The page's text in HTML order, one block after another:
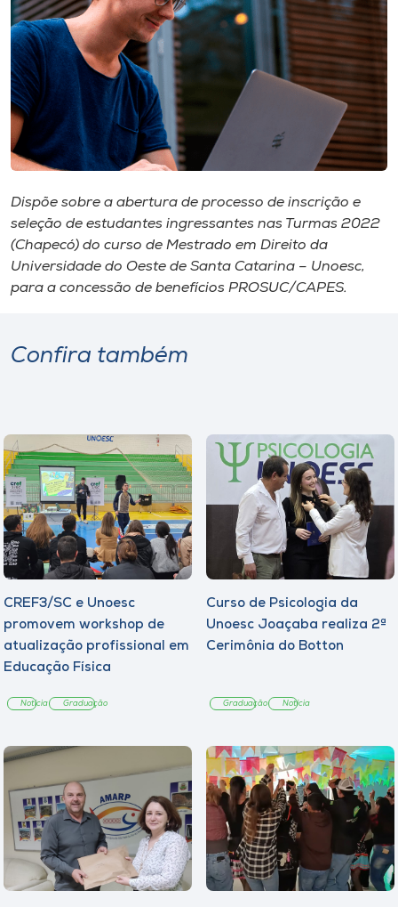
I.nova
Diplomados
Cultura
CPA
Biblioteca
Rádio
Unoesc
Store
Selecione
o idioma
A+
Dispõe sobre a abertura de processo de inscrição e
seleção de estudantes ingressantes nas Turmas 2022
(Chapecó) do curso de Mestrado em Direito da
Universidade do Oeste de Santa Catarina – Unoesc,
para a concessão de benefícios PROSUC/CAPES.
Confira também
CREF3/SC e Unoesc
promovem workshop de
atualização profissional em
Educação Física
Notícia Graduação
Curso de Psicologia da
Unoesc Joaçaba realiza 2ª
Cerimônia do Botton
Graduação Notícia